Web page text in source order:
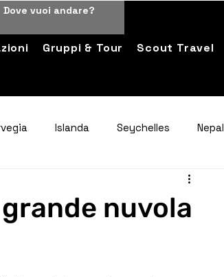
Gruppi & Tour Scout Travel
Islanda Seychelles Nepal
nuvola